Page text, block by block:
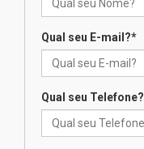
Qual seu E-mail?*
Qual seu Telefone?